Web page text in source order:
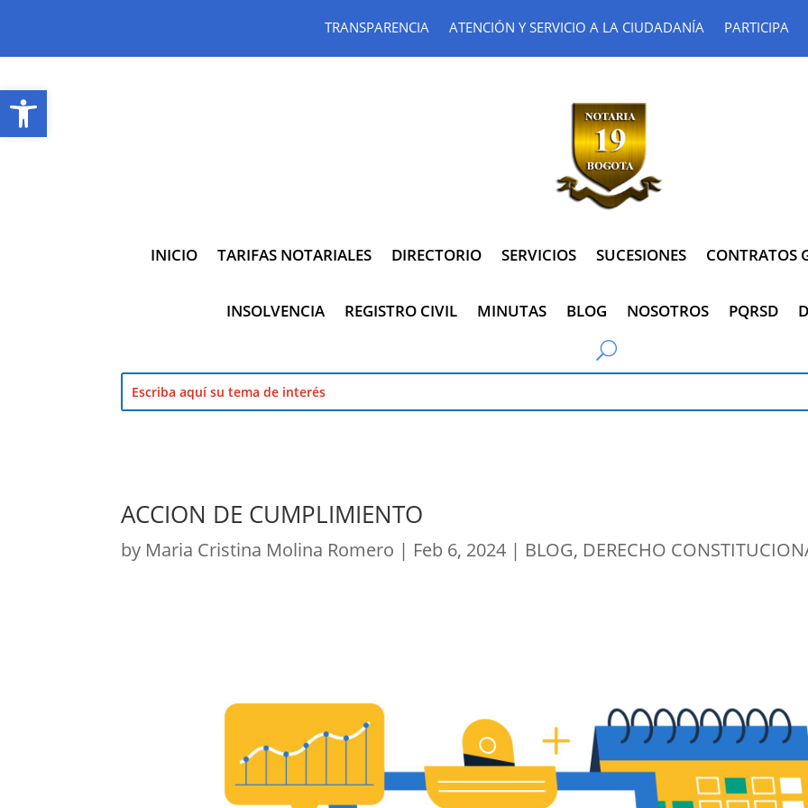
Abrir barra de herramientas
TRANSPARENCIA ATENCIÓN Y SERVICIO A LA CIUDADANÍA PARTICIPA
INICIO TARIFAS NOTARIALES DIRECTORIO SERVICIOS SUCESIONES CONTRATOS
INSOLVENCIA REGISTRO CIVIL MINUTAS BLOG NOSOTROS PQRSD
ACCION DE CUMPLIMIENTO
by Maria Cristina Molina Romero | Feb 6, 2024 | BLOG, DERECHO